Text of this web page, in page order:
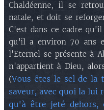
Chaldéenne, il se
natale, et doit se
C'est dans ce cadre
qu'il a environ 70 ans
l'Eternel se présente à
n'appartient à Dieu,
(Vous êtes le sel de la
saveur, avec quoi la
qu'à être jeté dehors,